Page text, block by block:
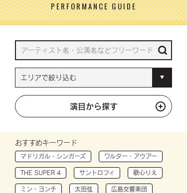
PERFORMANCE GUIDE
演目から探す
おすすめキーワード
マドリガル・シンガーズ ワルター・アウアー
THE SUPER 4 サントロフィ 歌心りえ
ミン・ヨンチ 太田弦 広島交響楽団